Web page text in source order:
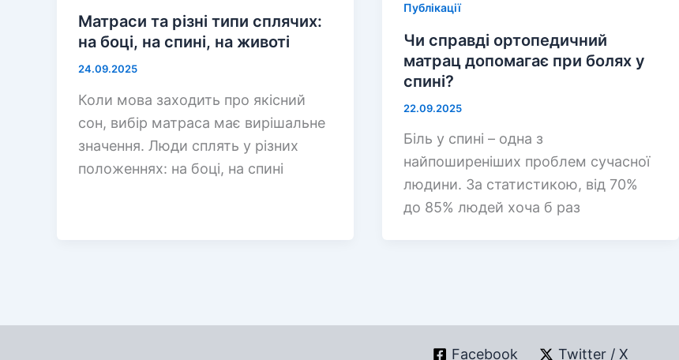
Матраси та різні типи сплячих:
на боці, на спині, на животі
24.09.2025
Коли мова заходить про якісний
сон, вибір матраса має вирішальне
значення. Люди сплять у різних
положеннях: на боці, на спині
Публікації
Чи справді ортопедичний
матрац допомагає при болях у
спині?
22.09.2025
Біль у спині – одна з
найпоширеніших проблем сучасної
людини. За статистикою, від 70%
до 85% людей хоча б раз
Facebook Twitter / X